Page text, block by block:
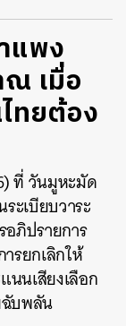
แพง
ณ เมื่อ
ทยต้อง
ที่ วันมูหะมัด
ะเบียบวาระ
ภิปรายการ
รยกเลิกให้
นเสียงเลือก
บพลัน